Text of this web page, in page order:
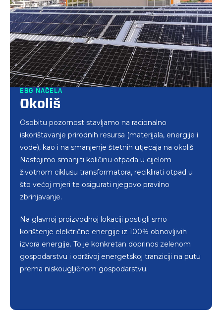
ESG NAČELA
Okoliš
Osobitu pozornost stavljamo na racionalno
iskorištavanje prirodnih resursa (materijala, energije i
vode), kao i na smanjenje štetnih utjecaja na okoliš.
Nastojimo smanjiti količinu otpada u cijelom
životnom ciklusu transformatora, reciklirati otpad u
što većoj mjeri te osigurati njegovo pravilno
zbrinjavanje.
Na glavnoj proizvodnoj lokaciji postigli smo
korištenje električne energije iz 100% obnovljivih
izvora energije. To je konkretan doprinos zelenom
gospodarstvu i održivoj energetskoj tranziciji na putu
prema niskougljičnom gospodarstvu.
ESG NAČELA
Društvo
Održivi razvoj akademske zajednice već desetljećima
potičemo različitim inovacijama, doprinosom
obrazovnim institucijama te primijenjenim
znanstvenim istraživanjima. Širok krug akademskih
stručnjaka i istraživača iskustvo i znanja prenosi u
našu industriju.
profesionalnu rehabilitaciju i zapošljavanje osoba s
invaliditetom (URIHO) čime podupiremo
profesionalnu rehabilitaciju i socijalizaciju osoba s
invaliditetom u zajednici.
ESG NAČELA
Upravljanje
Svojim vrijednostima i postupcima aktivno
sudjelujemo u borbi protiv svih oblika povreda
ljudskog dostojanstva, osobito u sprječavanju
ropstva, dječjeg rada i izrabljivanja, prisilnog rada,
trgovanja ljudima i svih oblika modernog ropstva u
svojem poslovnom okruženju i kod svojih dobavljača.
rada i radnih uvjeta izuzetno pazimo na jednake
kriterije za odabir i uvjete prilikom zapošljavanja,
napredovanja te stručnog osposobljavanja i
usavršavanja.